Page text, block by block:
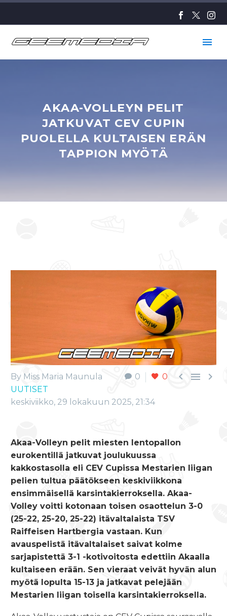
AKAA-VOLLEYN PELIT
JATKUVAT CEV CUPIN
PUOLELLA KULTAISEN ERÄN
TAPPION MYÖTÄ
0 0   
By Miss Maria Maunula
UUTISET
keskiviikko, 29 lokakuun 2025, 21:34
Akaa-Volleyn pelit miesten lentopallon
eurokentillä jatkuvat joulukuussa
kakkostasolla eli CEV Cupissa Mestarien liigan
pelien tultua päätökseen keskiviikkona
ensimmäisellä karsintakierroksella. Akaa-
Volley voitti kotonaan toisen osaottelun 3-0
(25-22, 25-20, 25-22) itävaltalaista TSV
Raiffeisen Hartbergia vastaan. Kun
avauspelistä itävaltalaiset saivat kolme
sarjapistettä 3-1 -kotivoitosta edettiin Akaalla
kultaiseen erään. Sen vieraat veivät hyvän alun
myötä lopulta 15-13 ja jatkavat pelejään
Mestarien liigan toisella karsintakierroksella.